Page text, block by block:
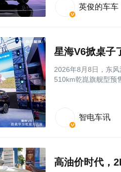
英俊的车车
星海V6掀桌子
2026年8月8日，东
510km乾崑旗舰型预
智电车讯
高油价时代，